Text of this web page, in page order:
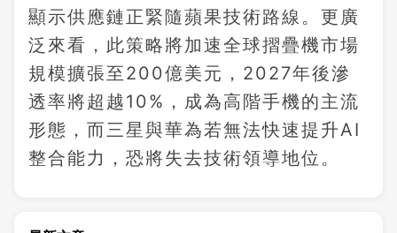
顯示供應鏈正緊隨蘋果技術路線。更廣
泛來看，此策略將加速全球摺疊機市場
規模擴張至200億美元，2027年後滲
透率將超越10%，成為高階手機的主流
形態，而三星與華為若無法快速提升AI
整合能力，恐將失去技術領導地位。